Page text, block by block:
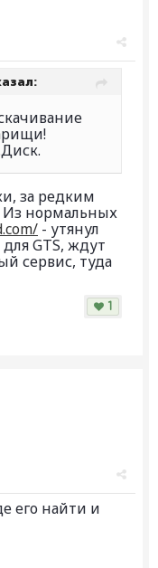
за редким
Из нормальных
- утянул
GTS, ждут
сервис, туда
1
его найти и